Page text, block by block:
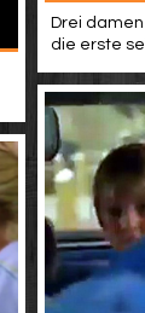
Drei
die erste